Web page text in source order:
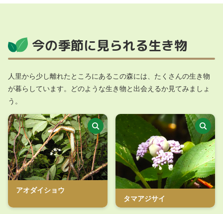
今の季節に見られる生き物
人里から少し離れたところにあるこの森には、たくさんの生き物
が暮らしています。どのような生き物と出会えるか見てみましょ
う。
アオダイショウ
タマアジサイ